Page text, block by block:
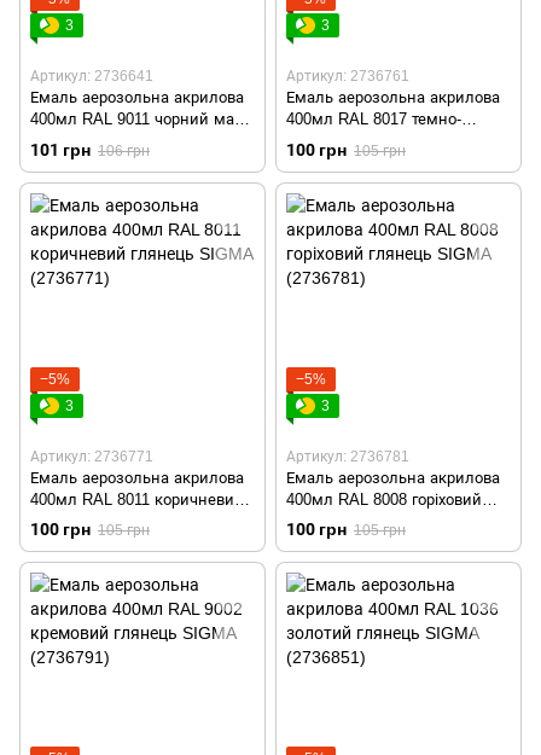
3
Артикул: 2736641
Емаль аерозольна акрилова
400мл RAL 9011 чорний мат
SIGMA (2736641)
101 грн 106 грн
3
Артикул: 2736761
Емаль аерозольна акрилова
400мл RAL 8017 темно-
коричневий глянець SIGMA
(2736761)
100 грн 105 грн
−5%
3
Артикул: 2736771
Емаль аерозольна акрилова
400мл RAL 8011 коричневий
глянець SIGMA (2736771)
100 грн 105 грн
−5%
3
Артикул: 2736781
Емаль аерозольна акрилова
400мл RAL 8008 горіховий
глянець SIGMA (2736781)
100 грн 105 грн